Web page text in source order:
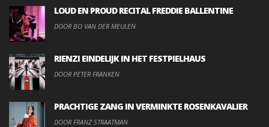
LOUD EN PROUD RECITAL FREDDIE BALLENTINE
DOOR BO VAN DER MEULEN
RIENZI EINDELIJK IN HET FESTPIELHAUS
DOOR PETER FRANKEN
PRACHTIGE ZANG IN VERMINKTE ROSENKAVALIER
DOOR FRANZ STRAATMAN